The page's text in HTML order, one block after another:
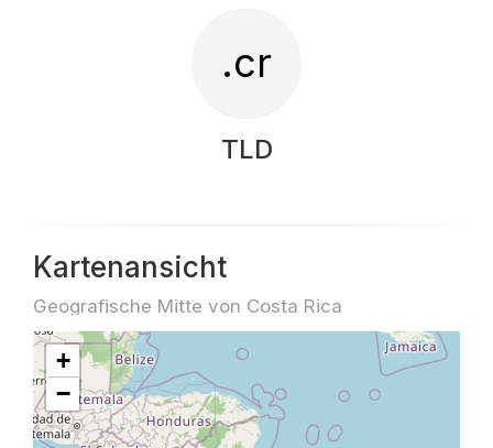
.cr
TLD
Kartenansicht
Geografische Mitte von Costa Rica
+
−